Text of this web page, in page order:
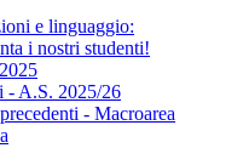
e linguaggio:
i nostri studenti!
- A.S. 2025/26
- Macroarea